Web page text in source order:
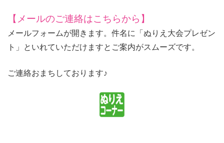
【メールのご連絡はこちらから】
メールフォームが開きます。件名に「ぬりえ大会プレゼン
ト」といれていただけますとご案内がスムーズです。
ご連絡おまちしております♪